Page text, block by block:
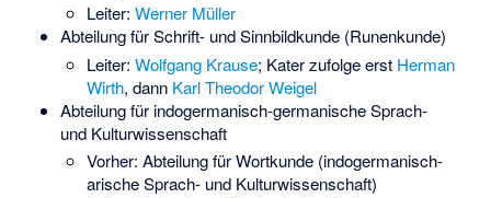
Leiter:Werner Müller
Abteilung für Schrift- und Sinnbildkunde (Runenkunde)
Leiter:Wolfgang Krause; Kater zufolge erst Herman
Wirth, dann Karl Theodor Weigel
Abteilung für indogermanisch-germanische Sprach-
und Kulturwissenschaft
Vorher: Abteilung für Wortkunde (indogermanisch-
arische Sprach- und Kulturwissenschaft)